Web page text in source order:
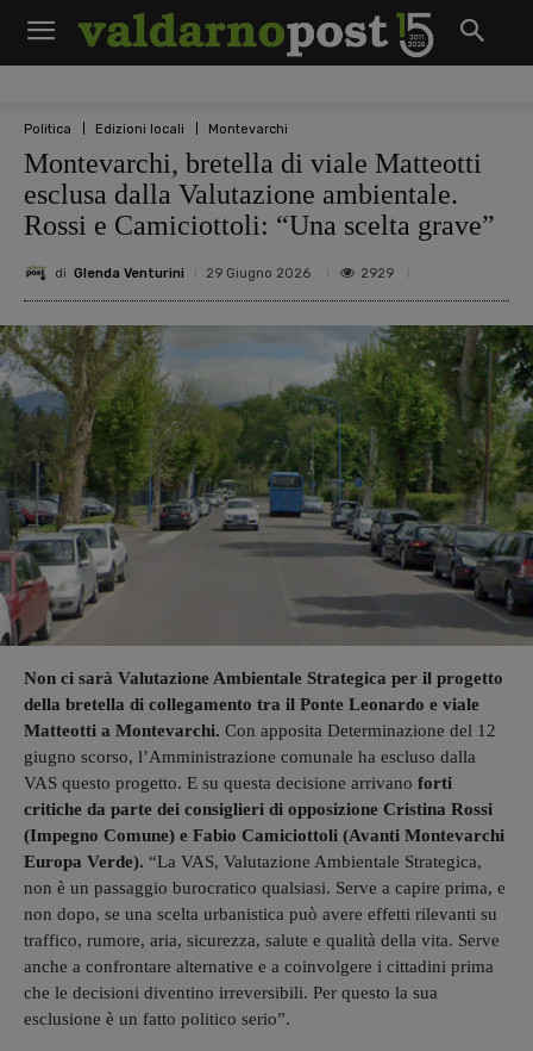
Politica Edizioni locali Montevarchi
Montevarchi, bretella di viale Matteotti
esclusa dalla Valutazione ambientale.
Rossi e Camiciottoli: “Una scelta grave”
di Glenda Venturini 29 Giugno 2026 2929
Non ci sarà Valutazione Ambientale Strategica per il progetto
della bretella di collegamento tra il Ponte Leonardo e viale
Matteotti a Montevarchi. Con apposita Determinazione del 12
giugno scorso, l’Amministrazione comunale ha escluso dalla
VAS questo progetto. E su questa decisione arrivano forti
critiche da parte dei consiglieri di opposizione Cristina Rossi
(Impegno Comune) e Fabio Camiciottoli (Avanti Montevarchi
Europa Verde). “La VAS, Valutazione Ambientale Strategica,
non è un passaggio burocratico qualsiasi. Serve a capire prima, e
non dopo, se una scelta urbanistica può avere effetti rilevanti su
traffico, rumore, aria, sicurezza, salute e qualità della vita. Serve
anche a confrontare alternative e a coinvolgere i cittadini prima
che le decisioni diventino irreversibili. Per questo la sua
esclusione è un fatto politico serio”.